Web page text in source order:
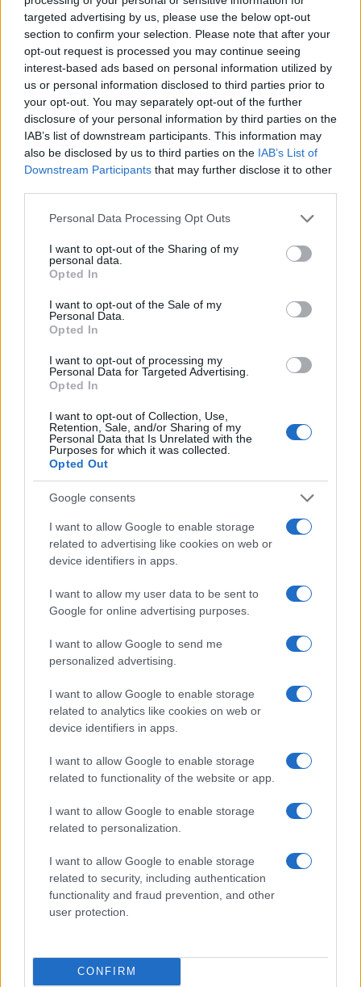
targeted advertising by us, please use the below opt-out
section to confirm your selection. Please note that after your
opt-out request is processed you may continue seeing
interest-based ads based on personal information utilized by
us or personal information disclosed to third parties prior to
your opt-out. You may separately opt-out of the further
disclosure of your personal information by third parties on the
IAB’s list of downstream participants. This information may
also be disclosed by us to third parties on the IAB’s List of
Downstream Participants that may further disclose it to other
Please note that this website/app uses one or more Google
not limited to your visit or usage behaviour. You may click to
grant or deny consent to Google and its third-party tags to
use your data for below specified purposes in below Google
consent section.
Personal Data Processing Opt Outs
I want to opt-out of the Sharing of my
personal data.
Opted In
I want to opt-out of the Sale of my
Personal Data.
Opted In
I want to opt-out of processing my
Personal Data for Targeted Advertising.
Opted In
I want to opt-out of Collection, Use,
Retention, Sale, and/or Sharing of my
Personal Data that Is Unrelated with the
Purposes for which it was collected.
Opted Out
Google consents
I want to allow Google to enable storage
related to advertising like cookies on web or
device identifiers in apps.
I want to allow my user data to be sent to
Google for online advertising purposes.
I want to allow Google to send me
personalized advertising.
I want to allow Google to enable storage
related to analytics like cookies on web or
device identifiers in apps.
I want to allow Google to enable storage
related to functionality of the website or app.
I want to allow Google to enable storage
related to personalization.
I want to allow Google to enable storage
related to security, including authentication
functionality and fraud prevention, and other
user protection.
CONFIRM
nell’ecosistema europeo delle telecomunicazioni.
La combinazione di una visione globale con
competenze locali consente ai centri di ricerca di
affrontare le attuali sfide, come lasostenibilitàe
la sicurezza dei dati.
Il superamento della soglia dei mille brevetti
rappresenta una chiara indicazione della leadership
italiana nel settore, contribuendo a plasmare le reti
impatto significativo sul modo di vivere e
comunicare nel prossimo decennio, dalla
transizione dal 5G al 6G.
AiAdhubMedia
Continua a leggere
B2B NEWS